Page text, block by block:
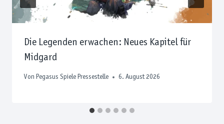
Die Legenden erwachen: Neues Kapitel für
Midgard
Von Pegasus Spiele Pressestelle 6. August 2026